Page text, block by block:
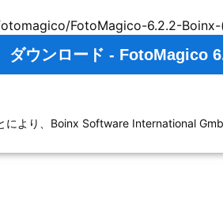
FotoMagico-6.2.2-Boinx-
ダウンロード - FotoMagico
により、Boinx Software International